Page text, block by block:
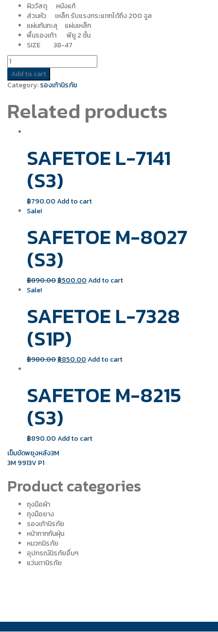
ผิววัสดุ หนังแท้
ส่วนหัว เหล็ก รับแรงกระแทกได้ถึง 200 จูล
แผ่นกันทะลุ แผ่นเหล็ก
พื้นรองเท้า พียู 2 ชั้น
SIZE 38-47
Quantity
Add to cart
Category:รองเท้านิรภัย
Related products
SAFETOE L-7141
(S3)
฿790.00Add to cart
Sale!
SAFETOE M-8027
(S3)
฿890.00฿500.00Add to cart
Sale!
SAFETOE L-7328
(S1P)
฿980.00฿850.00Add to cart
SAFETOE M-8215
(S3)
฿890.00Add to cart
Post
navigation
เข็มขัดพยุงหลัง3M
3M 9913V P1
Product categories
ถุงมือผ้า
ถุงมือยาง
รองเท้านิรภัย
หน้ากากกันฝุ่น
หมวกนิรภัย
อุปกรณ์นิรภัยอื่นๆ
แว่นตานิรภัย